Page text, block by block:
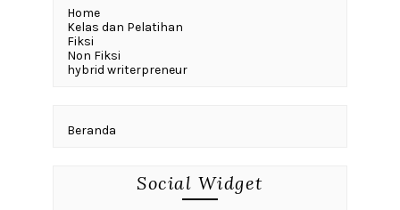
Home
Kelas dan Pelatihan
Fiksi
Non Fiksi
hybrid writerpreneur
Beranda
Social Widget